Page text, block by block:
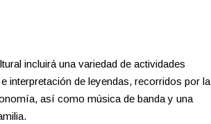
incluirá una variedad de actividades
interpretación de leyendas, recorridos por la
así como música de banda y una